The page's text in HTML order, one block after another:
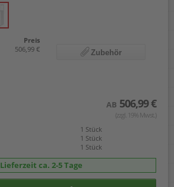
Preis
506,99 € Zubehör
AB 506,99 €
(zzgl. 19% Mwst.)
1 Stück
1 Stück
1 Stück
Lieferzeit ca. 2-5 Tage